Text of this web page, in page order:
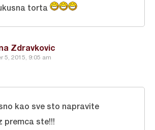
Zdravkovic
5, 2015, 9:05 am
torta
kao sve sto napravite
premca ste!!!